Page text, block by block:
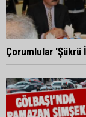
Çorumlular